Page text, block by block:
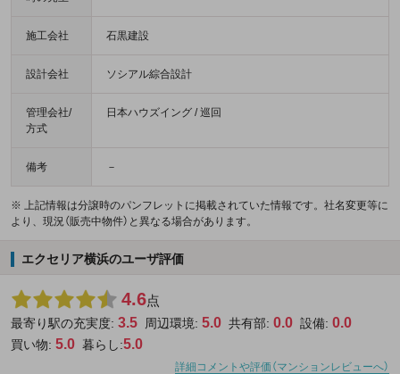
施工会社 石黒建設
設計会社 ソシアル綜合設計
管理会社/
方式
日本ハウズイング / 巡回
備考 －
※ 上記情報は分譲時のパンフレットに掲載されていた情報です。社名変更等に
より、現況（販売中物件）と異なる場合があります。
エクセリア横浜のユーザ評価
4.6点
最寄り駅の充実度: 3.5 周辺環境: 5.0 共有部: 0.0 設備: 0.0
買い物: 5.0 暮らし:5.0
詳細コメントや評価（マンションレビューへ）